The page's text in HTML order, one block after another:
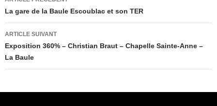
des
articles
La gare de la Baule Escoublac et son TER
ARTICLE SUIVANT
Exposition 360% – Christian Braut – Chapelle Sainte-Anne –
La Baule